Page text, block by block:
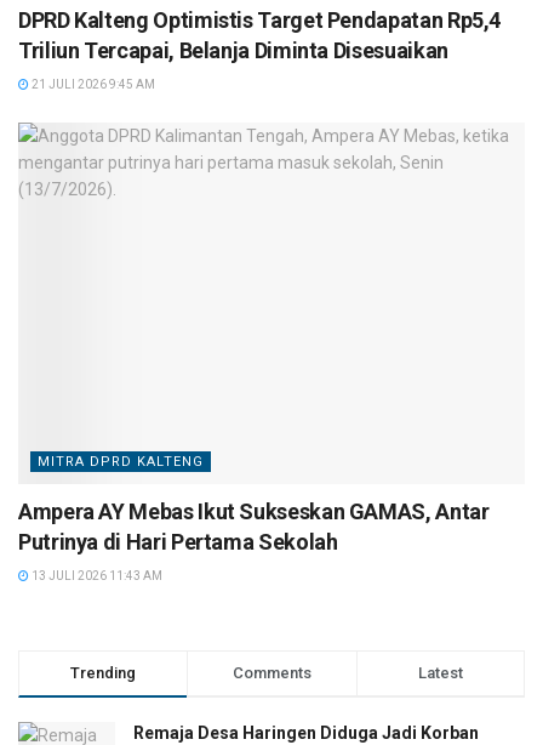
DPRD Kalteng Optimistis Target Pendapatan Rp5,4
Triliun Tercapai, Belanja Diminta Disesuaikan
21 JULI 2026 9:45 AM
MITRA DPRD KALTENG
Ampera AY Mebas Ikut Sukseskan GAMAS, Antar
Putrinya di Hari Pertama Sekolah
13 JULI 2026 11:43 AM
Trending Comments Latest
Remaja Desa Haringen Diduga Jadi Korban